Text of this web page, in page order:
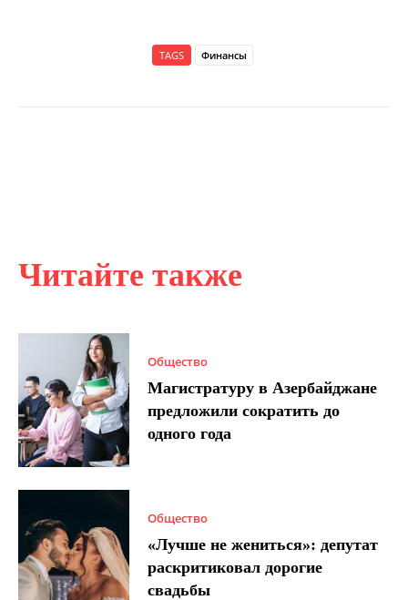
Читайте также
Общество
Магистратуру в Азербайджане
предложили сократить до
одного года
Общество
«Лучше не жениться»: депутат
раскритиковал дорогие
свадьбы
TAGS Финансы